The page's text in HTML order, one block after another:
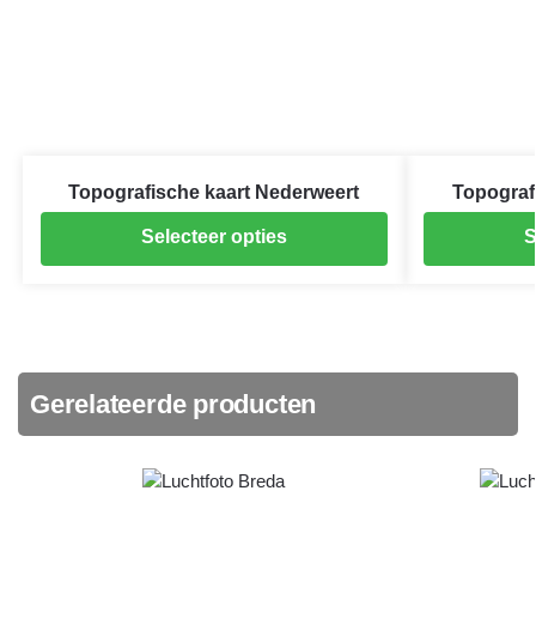
Topografische kaart Nederweert
Selecteer opties
Gerelateerde producten